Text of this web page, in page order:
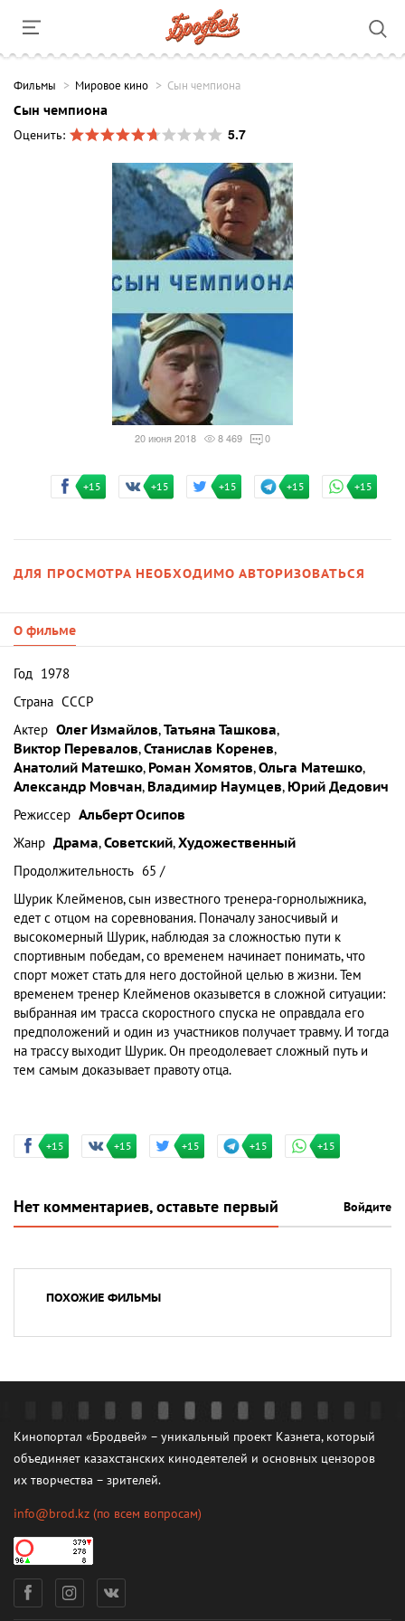
Фильмы Мировое кино Сын чемпиона
Сын чемпиона
Оценить:
5.7
20 июня 2018 8 469 0
+15 +15 +15 +15 +15
ДЛЯ ПРОСМОТРА НЕОБХОДИМО АВТОРИЗОВАТЬСЯ
О фильме
Год 1978
Страна СССР
Актер Олег Измайлов,Татьяна Ташкова,
Виктор Перевалов,Станислав Коренев,
Анатолий Матешко, Роман Хомятов,Ольга Матешко,
Александр Мовчан, Владимир Наумцев, Юрий Дедович
Режиссер Альберт Осипов
Жанр Драма,Советский,Художественный
Продолжительность 65 /
Шурик Клейменов, сын известного тренера-горнолыжника,
едет с отцом на соревнования. Поначалу заносчивый и
высокомерный Шурик, наблюдая за сложностью пути к
спортивным победам, со временем начинает понимать, что
спорт может стать для него достойной целью в жизни. Тем
временем тренер Клейменов оказывется в сложной ситуации:
выбранная им трасса скоростного спуска не оправдала его
предположений и один из участников получает травму. И тогда
на трассу выходит Шурик. Он преодолевает сложный путь и
тем самым доказывает правоту отца.
+15 +15 +15 +15 +15
Нет комментариев, оставьте первый Войдите
ПОХОЖИЕ ФИЛЬМЫ
Кинопортал «Бродвей» – уникальный проект Казнета, который
объединяет казахстанских кинодеятелей и основных цензоров
их творчества – зрителей.
info@brod.kz (по всем вопросам)